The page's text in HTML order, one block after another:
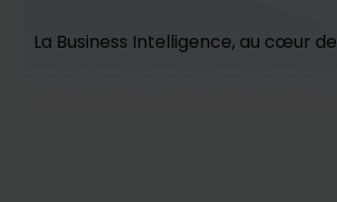
La Business Intelligence, au cœur de